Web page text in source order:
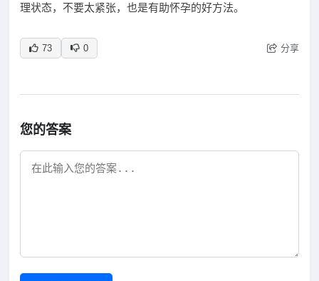
理状态，不要太紧张，也是有助怀孕的好方法。
73 0 分享
您的答案